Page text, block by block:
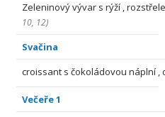
Zeleninový vývar s rýží ,
10, 12)
Svačina
croissant s čokoládovou náplní ,
Večeře 1